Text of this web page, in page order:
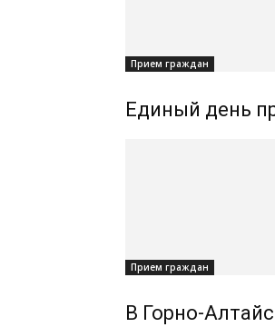
Прием граждан
Единый день
Прием граждан
В Горно-